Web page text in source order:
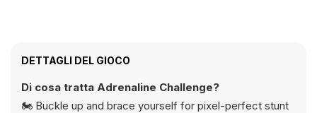
DETTAGLI DEL GIOCO
Di cosa tratta Adrenaline Challenge?
🏍️ Buckle up and brace yourself for pixel-perfect stunt